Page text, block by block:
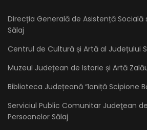
Direcția Generală de Asistență Socială
Sălaj
Centrul de Cultură și Artă al Județului
Muzeul Județean de Istorie și Artă
Biblioteca Județeană “Ioniță Scipione
Serviciul Public Comunitar Judeţean
Persoanelor Sălaj